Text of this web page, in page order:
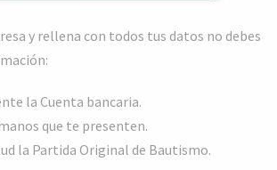
y rellena con todos tus datos no debes
la Cuenta bancaria.
que te presenten.
la Partida Original de Bautismo.